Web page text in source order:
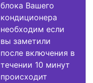
блока Вашего
кондиционера
необходим если
вы заметили
после включения в
течении 10 минут
происходит